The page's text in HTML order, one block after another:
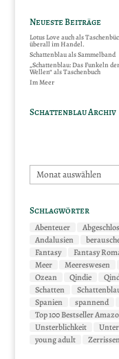
Neueste Beiträge
Lotus Love auch als
überall im Handel.
Schattenblau als Sammelband
„Schattenblau: Das Funkeln der
Wellen“ als Taschenbuch
Im Meer
Schattenblau Archiv
Schattenblau
Archiv
Schlagwörter
Abenteuer
Andalusien
Fantasy
Fantasy
Meer
Meereswesen
Ozean
Qindie
Schatten
Spanien
spannend
Top 100 Bestseller
Unsterblichkeit
young adult